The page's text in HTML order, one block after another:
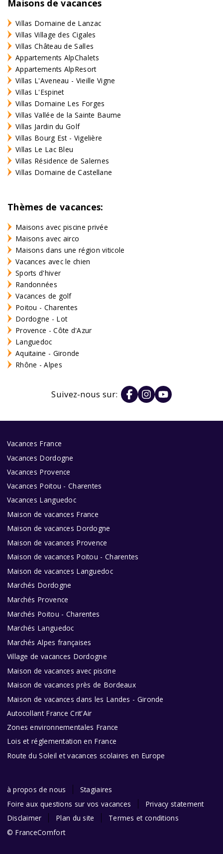
Maisons de vacances
Villas Domaine de Lanzac
Villas Village des Cigales
Villas Château de Salles
Appartements AlpChalets
Appartements AlpResort
Villas L'Aveneau - Vieille Vigne
Villas L'Espinet
Villas Domaine Les Forges
Villas Vallée de la Sainte Baume
Villas Jardin du Golf
Villas Bourg Est - Vigelière
Villas Le Lac Bleu
Villas Résidence de Salernes
Villas Domaine de Castellane
Thèmes de vacances:
Maisons avec piscine privée
Maisons avec airco
Maisons dans une région viticole
Vacances avec le chien
Sports d'hiver
Randonnées
Vacances de golf
Poitou - Charentes
Dordogne - Lot
Provence - Côte d'Azur
Languedoc
Aquitaine - Gironde
Rhône - Alpes
Suivez-nous sur:
Vacances France
Vacances Dordogne
Vacances Provence
Vacances Poitou - Charentes
Vacances Languedoc
Maison de vacances France
Maison de vacances Dordogne
Maison de vacances Provence
Maison de vacances Poitou - Charentes
Maison de vacances Languedoc
Marchés Dordogne
Marchés Provence
Marchés Poitou - Charentes
Marchés Languedoc
Marchés Alpes françaises
Village de vacances Dordogne
Maison de vacances avec piscine
Maison de vacances près de Bordeaux
Maison de vacances dans les Landes - Gironde
Autocollant France Crit'Air
Zones environnementales France
Lois et réglementation en France
Route du Soleil et vacances scolaires en Europe
à propos de nous
Stagiaires
Foire aux questions sur vos vacances
Privacy statement
Disclaimer
Plan du site
Termes et conditions
© FranceComfort